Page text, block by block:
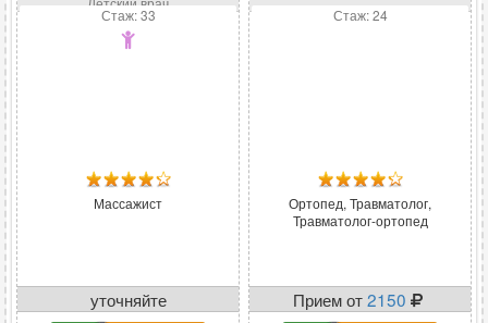
Стаж: 33
Массажист
уточняйте
Стаж: 24
Ортопед, Травматолог,
Травматолог-ортопед
Прием от2150